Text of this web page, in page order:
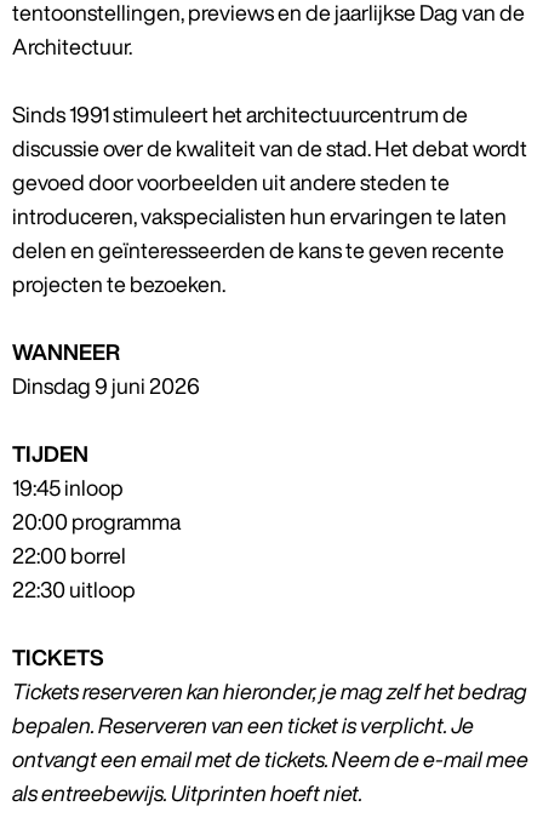
tentoonstellingen, previews en de jaarlijkse Dag van de
Architectuur.
Sinds 1991 stimuleert het architectuurcentrum de
discussie over de kwaliteit van de stad. Het debat wordt
gevoed door voorbeelden uit andere steden te
introduceren, vakspecialisten hun ervaringen te laten
delen en geïnteresseerden de kans te geven recente
projecten te bezoeken.
WANNEER
Dinsdag 9 juni 2026
TIJDEN
19:45 inloop
20:00 programma
22:00 borrel
22:30 uitloop
TICKETS
Tickets reserveren kan hieronder, je mag zelf het bedrag
bepalen. Reserveren van een ticket is verplicht. Je
ontvangt een email met de tickets. Neem de e-mail mee
als entreebewijs. Uitprinten hoeft niet.